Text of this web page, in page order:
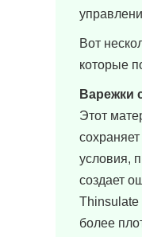
Вот
которые
Варежки
Этот
условия,
создает
Thinsulate
более